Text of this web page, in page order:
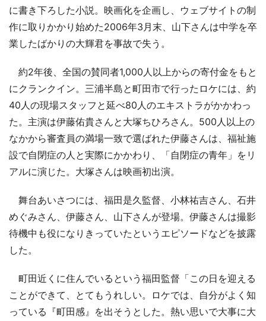
に書き下ろした小説。映画化を企画し、ウェブサイトの制
作に取りかかり始めた2006年3月末、山下さんは中学を卒
業したばかりの大輝君を事故で失う。
約2年後、全国の賛同者1,000人以上からの寄付金をもと
にクランクイン。三浦半島と町田市で行ったロケには、約
40人の現場スタッフと延べ80人のエキストラがかかわっ
た。主演は伊藤佑貴さんと大塚ちひろさん。500人以上の
なかから審査員の満場一致で選ばれた伊藤さんは、福祉施
設で自閉症の人と実際にかかわり、「自閉症の青年」をリ
アルに演じた。大塚さんは映画初出演。
舞台あいさつには、福田是久監督、小林祐吉さん、石井
めぐみさん、伊藤さん、山下さんが登場。伊藤さんは撮影
待機中も役になりきっていたというエピソードなどを披露
した。
町田近くに住んでいるという福田監督「この日を迎える
ことができて、とてもうれしい。ロケでは、自分がよく知
っている『町田感』を出そうとした。熱い思いで大事に大